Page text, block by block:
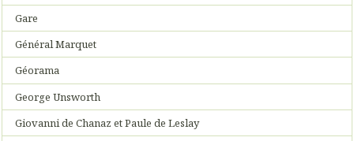
Gare
Général Marquet
Géorama
George Unsworth
Giovanni de Chanaz et Paule de Leslay